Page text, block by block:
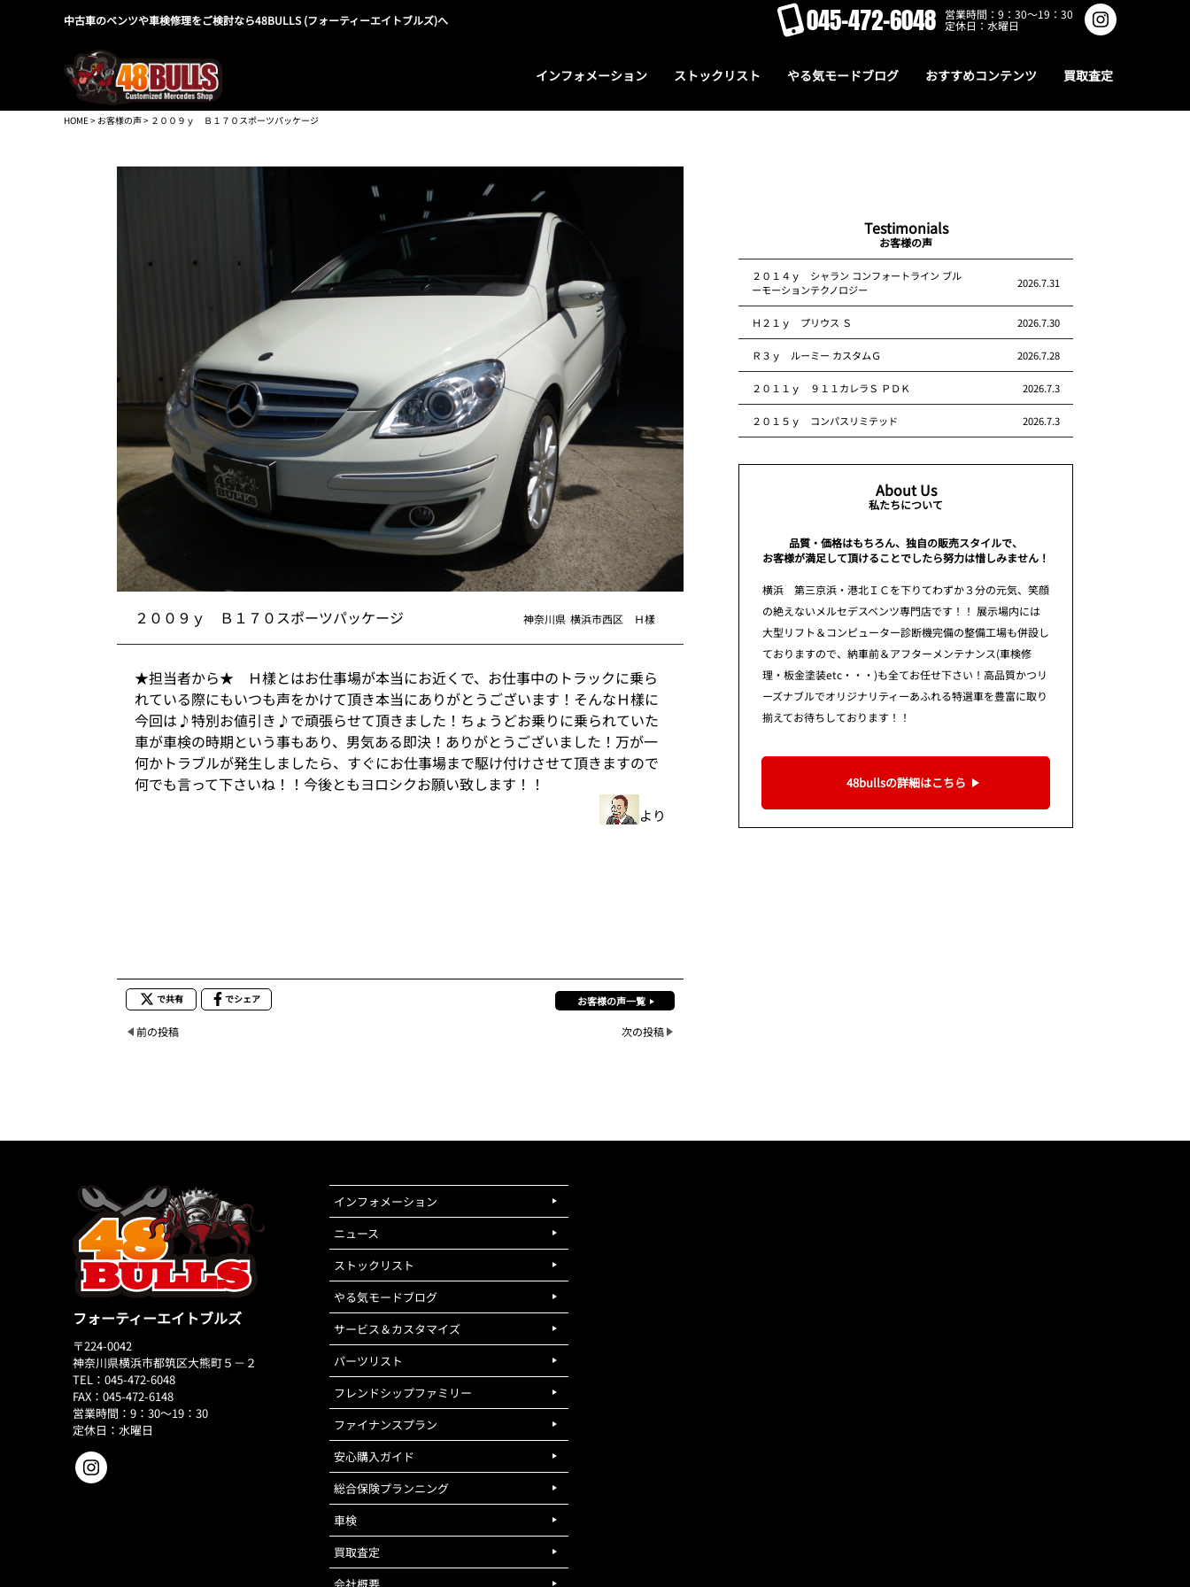
中古車のベンツや車検修理をご検討なら48BULLS (フォーティーエイトブルズ)へ 045-472-6048 営業時間：9：30～19：30
定休日：水曜日
インフォメーション ストックリスト やる気モードブログ おすすめコンテンツ 買取査定
HOME> お客様の声> ２００９ｙ Ｂ１７０スポーツパッケージ
２００９ｙ Ｂ１７０スポーツパッケージ 神奈川県 横浜市西区 Ｈ樣
★担当者から★ Ｈ樣とはお仕事場が本当にお近くで、お仕事中のトラックに乗ら
れている際にもいつも声をかけて頂き本当にありがとうございます！そんなＨ樣に
今回は♪特別お値引き♪で頑張らせて頂きました！ちょうどお乗りに乗られていた
車が車検の時期という事もあり、男気ある即決！ありがとうございました！万が一
何かトラブルが発生しましたら、すぐにお仕事場まで駆け付けさせて頂きますので
何でも言って下さいね！！今後ともヨロシクお願い致します！！
より
で共有 でシェア お客様の声一覧
前の投稿 次の投稿
Testimonials
お客様の声
２０１４ｙ シャラン コンフォートライン ブル
ーモーションテクノロジー
2026.7.31
Ｈ２１ｙ プリウス Ｓ 2026.7.30
Ｒ３ｙ ルーミー カスタムＧ 2026.7.28
２０１１ｙ ９１１カレラＳ ＰＤＫ 2026.7.3
２０１５ｙ コンパスリミテッド 2026.7.3
About Us
私たちについて
品質・価格はもちろん、独自の販売スタイルで、
お客様が満足して頂けることでしたら努力は惜しみません！
横浜 第三京浜・港北ＩＣを下りてわずか３分の元気、笑顔
の絶えないメルセデスベンツ専門店です！！ 展示場内には
大型リフト＆コンピューター診断機完備の整備工場も併設し
ておりますので、納車前＆アフターメンテナンス(車検修
理・板金塗装etc・・・)も全てお任せ下さい！高品質かつリ
ーズナブルでオリジナリティーあふれる特選車を豊富に取り
揃えてお待ちしております！！
48bullsの詳細はこちら
フォーティーエイトブルズ
〒224-0042
神奈川県横浜市都筑区大熊町５－２
TEL：045-472-6048
FAX：045-472-6148
営業時間：9：30～19：30
定休日：水曜日
インフォメーション
ニュース
ストックリスト
やる気モードブログ
サービス＆カスタマイズ
パーツリスト
フレンドシップファミリー
ファイナンスプラン
安心購入ガイド
総合保険プランニング
車検
買取査定
会社概要